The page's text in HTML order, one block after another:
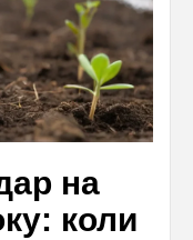
на
коли